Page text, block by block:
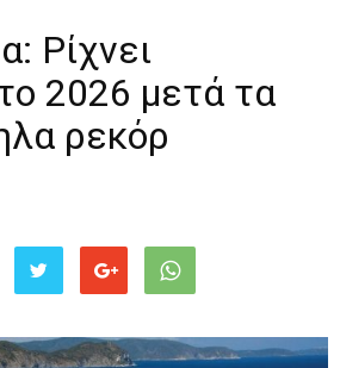
Ρίχνει
2026 μετά τα
ρεκόρ